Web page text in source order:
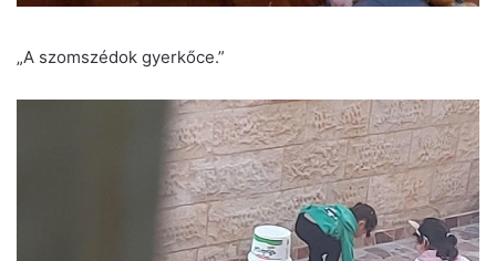
„A szomszédok gyerkőce.”